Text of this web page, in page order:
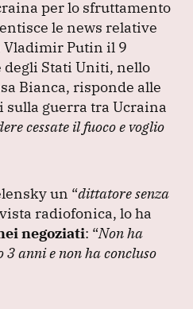
a
m
per lo sfruttamento
le news relative
Vladimir Putin il 9
degli Stati Uniti, nello
Bianca, risponde alle
guerra tra Ucraina
cessate il fuoco e voglio
un “dittatore senza
radiofonica, lo ha
negoziati: “Non ha
anni e non ha concluso